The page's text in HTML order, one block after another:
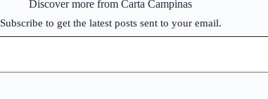
Discover more from Carta Campinas
Subscribe to get the latest posts sent to your email.